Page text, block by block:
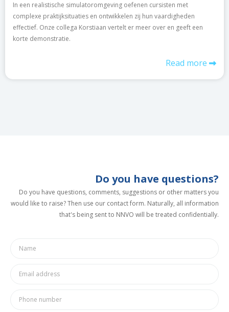
In een realistische simulatoromgeving oefenen cursisten met
complexe praktijksituaties en ontwikkelen zij hun vaardigheden
effectief. Onze collega Korstiaan vertelt er meer over en geeft een
korte demonstratie.
Read more
Do you have questions?
Do you have questions, comments, suggestions or other matters you
would like to raise? Then use our contact form. Naturally, all information
that's being sent to NNVO will be treated confidentially.